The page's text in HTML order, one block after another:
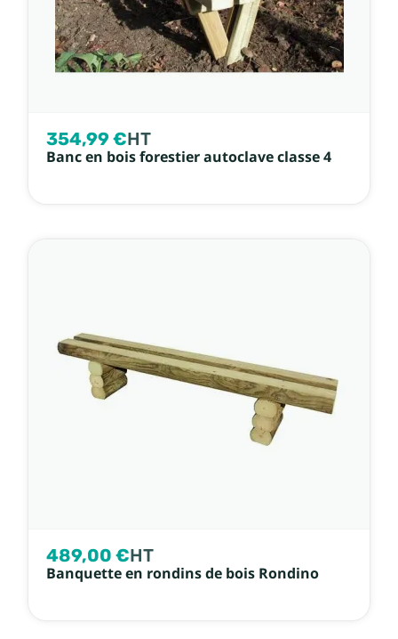
354,99 €HT
Banc en bois forestier autoclave classe 4
489,00 €HT
Banquette en rondins de bois Rondino